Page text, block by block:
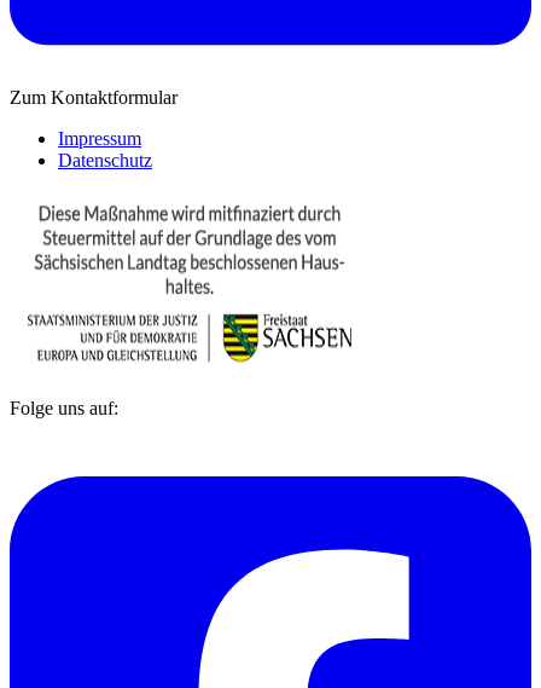
Zum Kontaktformular
Impressum
Datenschutz
Folge uns auf: